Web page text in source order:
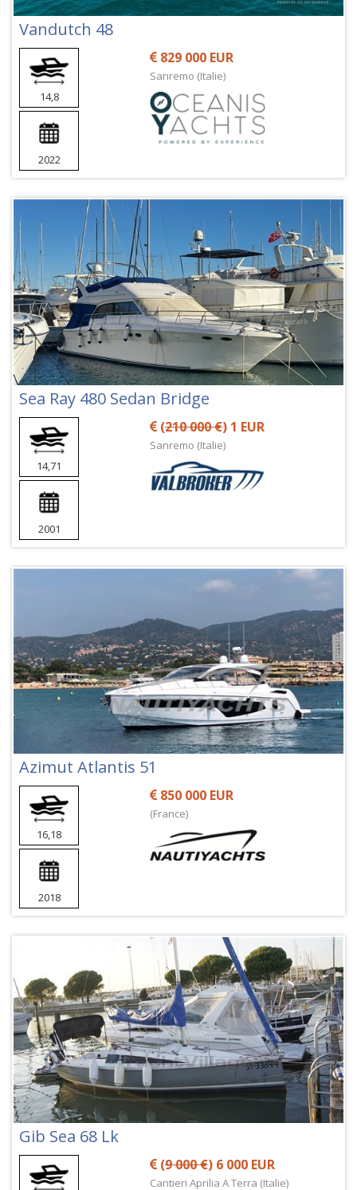
Vandutch 48
14,8
2022
829 000 EUR
Sanremo (Italie)
Sea Ray 480 Sedan Bridge
14,71
2001
(210 000 €) 1 EUR
Sanremo (Italie)
Azimut Atlantis 51
16,18
2018
850 000 EUR
(France)
Gib Sea 68 Lk
(9 000 €) 6 000 EUR
Cantieri Aprilia A Terra (Italie)